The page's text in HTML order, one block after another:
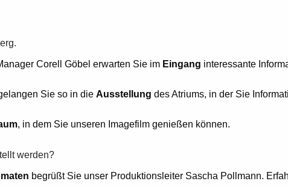
Corell Göbel erwarten Sie im Eingang interessante
Sie so in die Ausstellung des Atriums, in der Sie
, in dem Sie unseren Imagefilm genießen können.
werden?
begrüßt Sie unser Produktionsleiter Sascha Pollmann.